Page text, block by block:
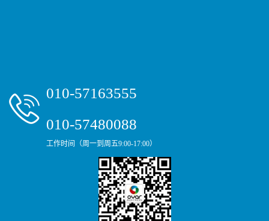
010-57163555
010-57480088
工作时间（周一到周五9:00-17:00）